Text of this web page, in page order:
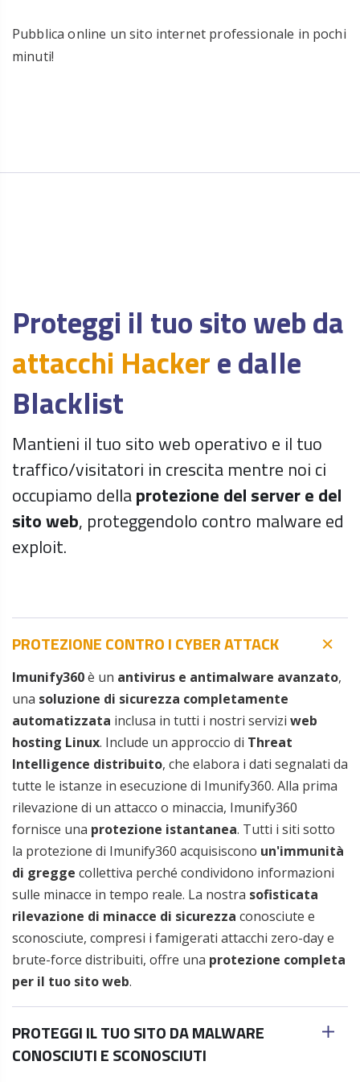
Pubblica online un sito internet professionale in pochi
minuti!
Proteggi il tuo sito web da
attacchi Hackere dalle
Blacklist
Mantieni il tuo sito web operativo e il tuo
traffico/visitatori in crescita mentre noi ci
occupiamo dellaprotezione del server e del
sito web, proteggendolo contro malware ed
exploit.
PROTEZIONE CONTRO I CYBER ATTACK
Imunify360è un antivirus e antimalware avanzato,
una soluzione di sicurezza completamente
automatizzata inclusa in tutti i nostri servizi web
hosting Linux. Include un approccio di Threat
Intelligence distribuito, che elabora i dati segnalati da
tutte le istanze in esecuzione di Imunify360. Alla prima
rilevazione di un attacco o minaccia, Imunify360
fornisce una protezione istantanea. Tutti i siti sotto
la protezione di Imunify360 acquisiscono un'immunità
di gregge collettiva perché condividono informazioni
sulle minacce in tempo reale. La nostra sofisticata
rilevazione di minacce di sicurezza conosciute e
sconosciute, compresi i famigerati attacchi zero-day e
brute-force distribuiti, offre una protezione completa
per il tuo sito web.
PROTEGGI IL TUO SITO DA MALWARE
CONOSCIUTI E SCONOSCIUTI